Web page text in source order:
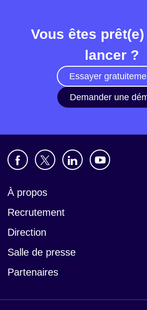
Vous êtes
lancer ?
Essayer
Demander une
À propos
Recrutement
Direction
Salle de presse
Partenaires